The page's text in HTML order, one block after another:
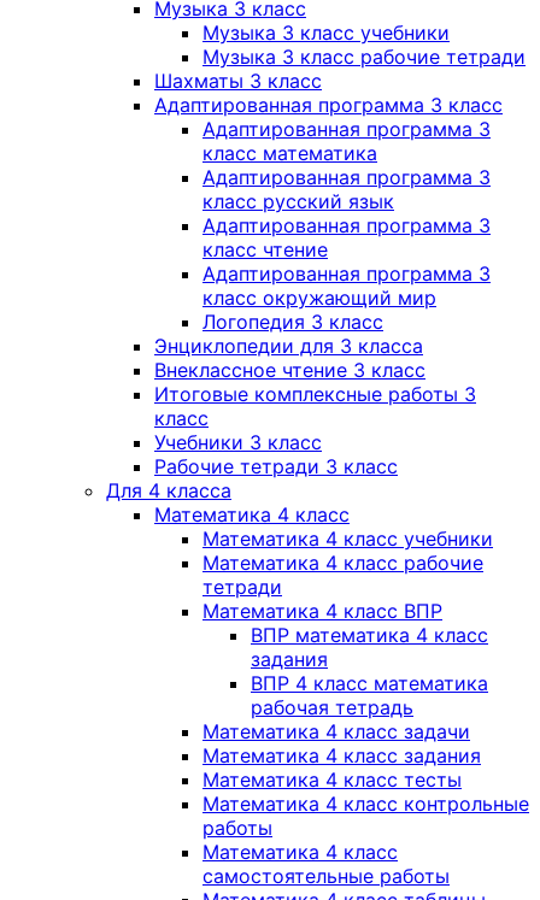
Музыка 3 класс
Музыка 3 класс учебники
Музыка 3 класс рабочие тетради
Шахматы 3 класс
Адаптированная программа 3 класс
Адаптированная программа 3
класс математика
Адаптированная программа 3
класс русский язык
Адаптированная программа 3
класс чтение
Адаптированная программа 3
класс окружающий мир
Логопедия 3 класс
Энциклопедии для 3 класса
Внеклассное чтение 3 класс
Итоговые комплексные работы 3
класс
Учебники 3 класс
Рабочие тетради 3 класс
Для 4 класса
Математика 4 класс
Математика 4 класс учебники
Математика 4 класс рабочие
тетради
Математика 4 класс ВПР
ВПР математика 4 класс
задания
ВПР 4 класс математика
рабочая тетрадь
Математика 4 класс задачи
Математика 4 класс задания
Математика 4 класс тесты
Математика 4 класс контрольные
работы
Математика 4 класс
самостоятельные работы